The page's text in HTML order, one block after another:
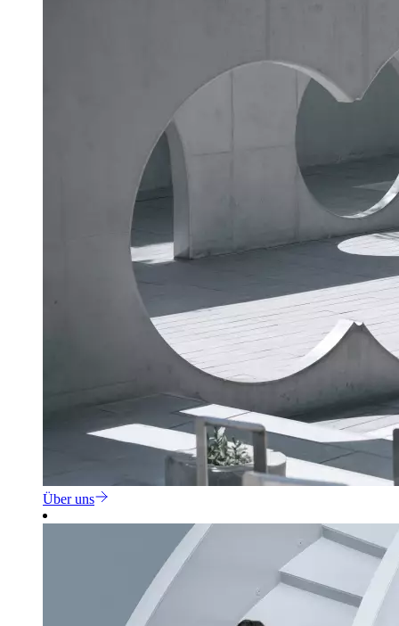
Über uns